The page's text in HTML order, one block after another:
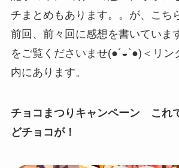
チまとめもあります。。が、こち
前回、前々回に感想を書いていま
をご覧くださいませ(●´◒`●)＜リン
内にあります。
チョコまつりキャンペーン これ
どチョコが！